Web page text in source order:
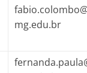
mg.edu.br